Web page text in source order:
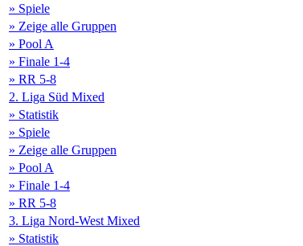
» Spiele
» Zeige alle Gruppen
» Pool A
» Finale 1-4
» RR 5-8
2. Liga Süd Mixed
» Statistik
» Spiele
» Zeige alle Gruppen
» Pool A
» Finale 1-4
» RR 5-8
3. Liga Nord-West Mixed
» Statistik